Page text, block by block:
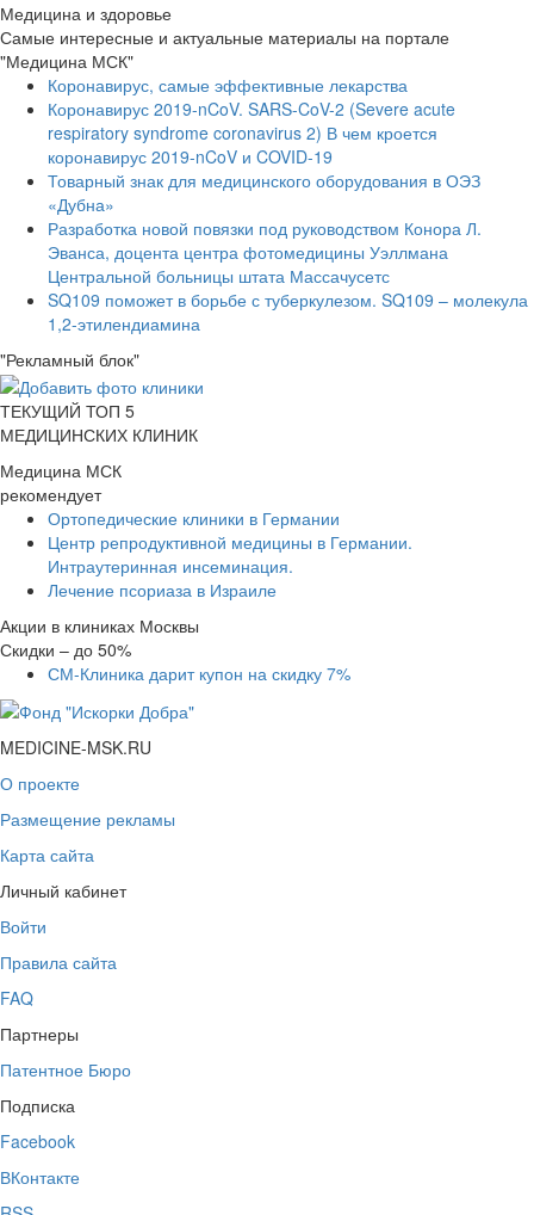
Медицина и здоровье
Самые интересные и актуальные материалы на портале
"Медицина МСК"
Коронавирус, самые эффективные лекарства
Коронавирус 2019-nCoV. SARS-CoV-2 (Severe acute
respiratory syndrome coronavirus 2) В чем кроется
коронавирус 2019-nCoV и COVID-19
Товарный знак для медицинского оборудования в ОЭЗ
«Дубна»
Разработка новой повязки под руководством Конора Л.
Эванса, доцента центра фотомедицины Уэллмана
Центральной больницы штата Массачусетс
SQ109 поможет в борьбе с туберкулезом. SQ109 – молекула
1,2-этилендиамина
"Рекламный блок"
ТЕКУЩИЙ ТОП 5
МЕДИЦИНСКИХ КЛИНИК
Медицина МСК
рекомендует
Ортопедические клиники в Германии
Центр репродуктивной медицины в Германии.
Интраутеринная инсеминация.
Лечение псориаза в Израиле
Акции в клиниках Москвы
Скидки – до 50%
СМ-Клиника дарит купон на скидку 7%
MEDICINE-MSK.RU
О проекте
Размещение рекламы
Карта сайта
Личный кабинет
Войти
Правила сайта
FAQ
Партнеры
Патентное Бюро
Подписка
Facebook
ВКонтакте